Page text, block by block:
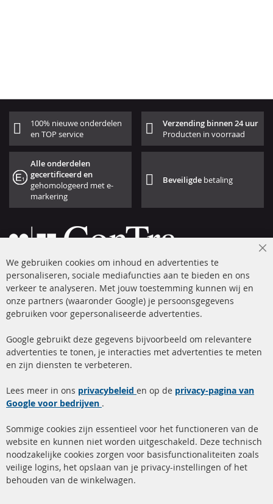
100% nieuwe onderdelen
en TOP service
Verzending binnen 24 uur
Producten in voorraad
Alle onderdelen
gecertificeerd en
gehomologeerd met e-
markering
Beveiligde betaling
+49 (0) 4533 799 00 0
ma-do: 09-17 u, vr Fr 09-16 u
info@contra-automotive.de
facebook
instagram
Snelle links
Roetfilter reiniging
Katalysator (KAT)
sensoren
FAQ
Kundenservice
Verzendingskosten
Contact
Annuleer contract
We gebruiken cookies om inhoud en advertenties te
personaliseren, sociale mediafuncties aan te bieden en ons
verkeer te analyseren. Met jouw toestemming kunnen wij en
onze partners (waaronder Google) je persoonsgegevens
gebruiken voor gepersonaliseerde advertenties.
Google gebruikt deze gegevens bijvoorbeeld om relevantere
advertenties te tonen, je interacties met advertenties te meten
en zijn diensten te verbeteren.
Lees meer in ons privacybeleid en op de privacy-pagina van
Google voor bedrijven .
Sommige cookies zijn essentieel voor het functioneren van de
website en kunnen niet worden uitgeschakeld. Deze technisch
noodzakelijke cookies zorgen voor basisfunctionaliteiten zoals
veilige logins, het opslaan van je privacy-instellingen of het
behouden van de winkelwagen.